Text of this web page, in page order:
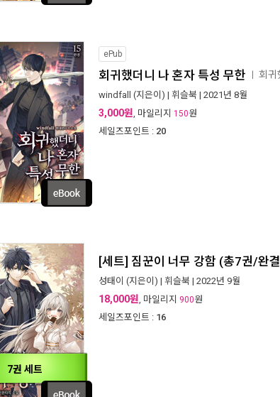
ePub
회귀했더니 나 혼자 특성 무한 회귀
windfall (지은이) | 휘슬북 | 2021년 8월
3,000원, 마일리지 150원
세일즈포인트 : 20
7권 세트
[세트] 짐꾼이 너무 강함 (총7권/완
성태이 (지은이) | 휘슬북 | 2022년 9월
18,000원, 마일리지 900원
세일즈포인트 : 16